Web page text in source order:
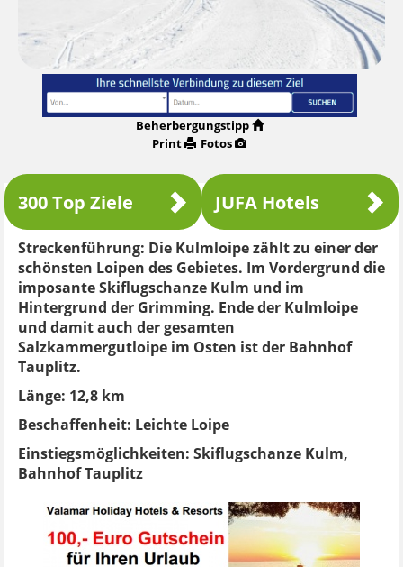
Beherbergungstipp
Print
Fotos
300 Top Ziele JUFA Hotels
Streckenführung: Die Kulmloipe zählt zu einer der
schönsten Loipen des Gebietes. Im Vordergrund die
imposante Skiflugschanze Kulm und im
Hintergrund der Grimming. Ende der Kulmloipe
und damit auch der gesamten
Salzkammergutloipe im Osten ist der Bahnhof
Tauplitz.
Länge: 12,8 km
Beschaffenheit: Leichte Loipe
Einstiegsmöglichkeiten: Skiflugschanze Kulm,
Bahnhof Tauplitz